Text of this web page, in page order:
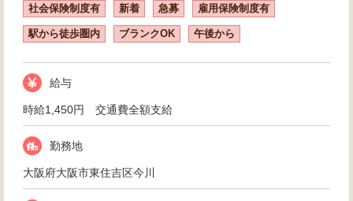
社会保険制度有 新着 急募 雇用保険制度有
駅から徒歩圏内 ブランクOK 午後から
給与
時給1,450円 交通費全額支給
勤務地
大阪府大阪市東住吉区今川